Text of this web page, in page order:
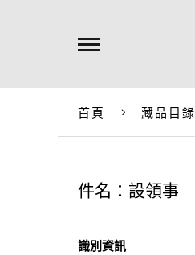
首頁 藏品目錄
件名：設領事
識別資訊